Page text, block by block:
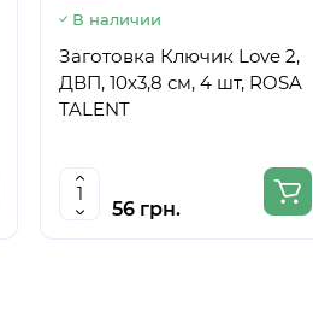
В наличии
Заготовка Ключик Love 2,
ДВП, 10х3,8 см, 4 шт, ROSA
TALENT
56 грн.